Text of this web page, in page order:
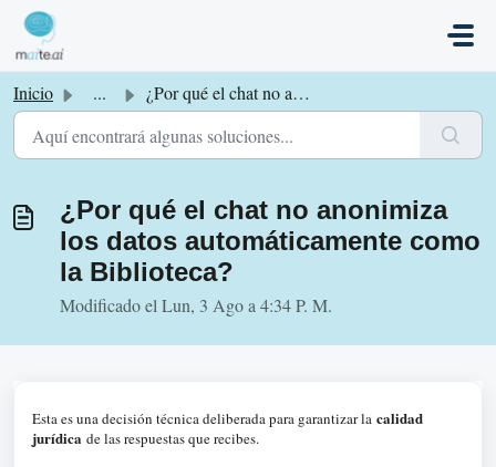
Saltar al contenido principal
Inicio ... ¿Por qué el chat no anonimiza los datos automáticamente c...
¿Por qué el chat no anonimiza
los datos automáticamente como
la Biblioteca?
Modificado el Lun, 3 Ago a 4:34 P. M.
Esta es una decisión técnica deliberada para garantizar la calidad
jurídica de las respuestas que recibes.